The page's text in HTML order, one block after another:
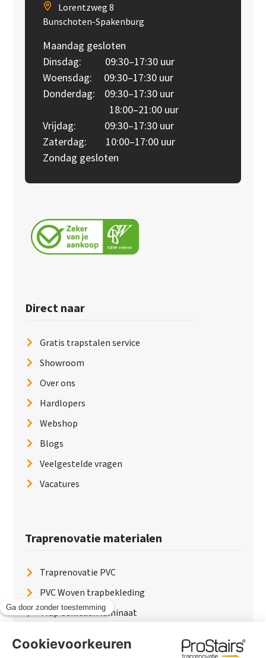
Lorentzweg 8
Bunschoten-Spakenburg
Maandag gesloten
Dinsdag: 09:30–17:30 uur
Woensdag: 09:30–17:30 uur
Donderdag: 09:30–17:30 uur
18:00–21:00 uur
Vrijdag: 09:30–17:30 uur
Zaterdag: 10:00–17:00 uur
Zondag gesloten
Direct naar
Gratis trapstalen service
Showroom
Over ons
Hardlopers
Webshop
Blogs
Veelgestelde vragen
Vacatures
Traprenovatie materialen
Traprenovatie PVC
PVC Woven trapbekleding
Trap bekleden laminaat
Traptreden beton